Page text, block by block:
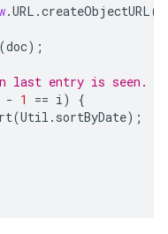
.URL .createObjectURL(
(doc);
last entry is seen.
- 1 == i )
{
(Util . sortByDate);